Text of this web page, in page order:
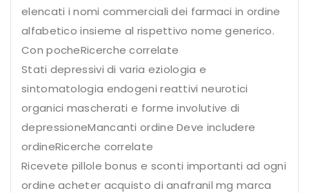
elencati i nomi commerciali dei farmaci in ordine
alfabetico insieme al rispettivo nome generico.
Con pocheRicerche correlate
Stati depressivi di varia eziologia e
sintomatologia endogeni reattivi neurotici
organici mascherati e forme involutive di
depressioneMancanti ordine Deve includere
ordineRicerche correlate
Ricevete pillole bonus e sconti importanti ad ogni
ordine acheter acquisto di anafranil mg marca